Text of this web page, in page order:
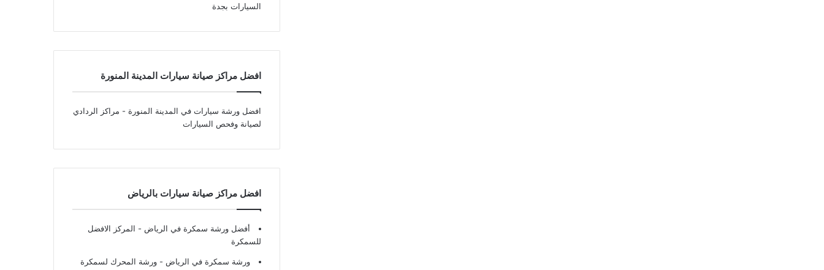
السيارات بجدة
افضل مراكز صيانة سيارات المدينة المنورة
افضل ورشة سيارات في المدينة المنورة - مراكز الردادي
لصيانة وفحص السيارات
افضل مراكز صيانة سيارات بالرياض
أفضل ورشة سمكرة في الرياض - المركز الافضل
للسمكرة
ورشة سمكرة في الرياض - ورشة المحرك لسمكرة